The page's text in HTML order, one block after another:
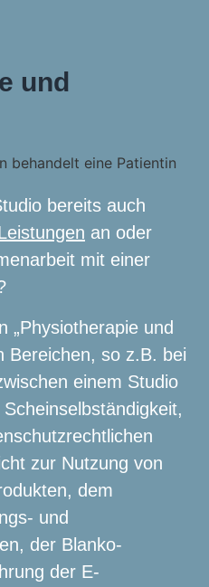
und
bereits auch
an oder
mit einer
„Physiotherapie und
Bereichen, so z.B. bei
einem Studio
zur Nutzung von
dem
und
der Blanko-
der E-